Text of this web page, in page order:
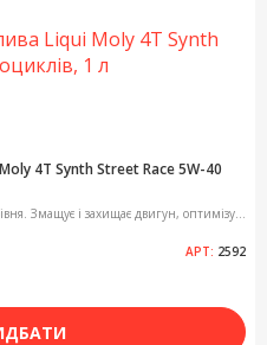
4T Synth Street Race 5W-40
Змащує і захищає двигун, оптимізу...
АРТ: 2592